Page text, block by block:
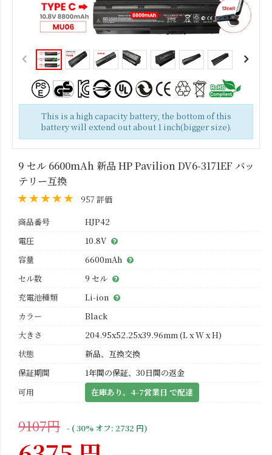
This is a high capacity battery, the bottom of this
battery will extend out about 1 inch(bigger size).
9 セル 6600mAh 新品 HP Pavilion DV6-3171EF バッ
テリー互換
957 評価
商品番号
HJP42
電圧
10.8V
容量
6600mAh
セル数
9 セル
充電池種類
Li-ion
カラー
Black
大きさ
204.95x52.25x39.96mm (L x W x H)
状態
新品、互換交換
保証期間
1年間の保証、30日間の返金
可用
在庫あり。4-7営業日 で配達
9107円 - ( 30% オフ: 2732 円)